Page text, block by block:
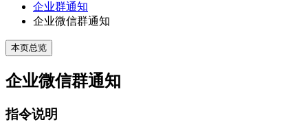
企业群通知
企业微信群通知
本页总览
企业微信群通知
指令说明